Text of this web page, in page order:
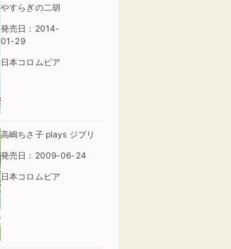
やすらぎの二胡
発売日：2014-
01-29
日本コロムビア
高嶋ちさ子 plays ジブリ
発売日：2009-06-24
日本コロムビア